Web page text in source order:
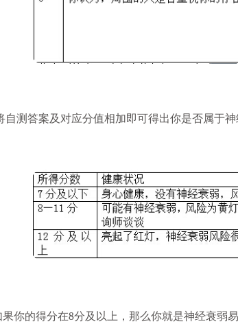
测答案及对应分值相加即可得出你是否属于神
你的得分在8分及以上，那么你就是神经衰弱